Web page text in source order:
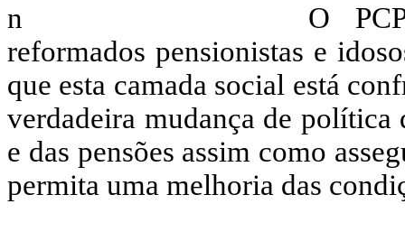
O
reformados pensionistas e
que esta camada social está
verdadeira mudança de política
e das pensões assim como
permita uma melhoria das